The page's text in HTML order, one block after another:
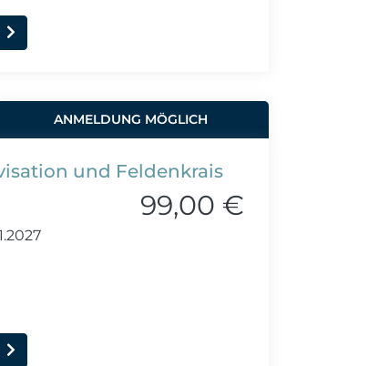
ANMELDUNG MÖGLICH
und Feldenkrais
99,00 €